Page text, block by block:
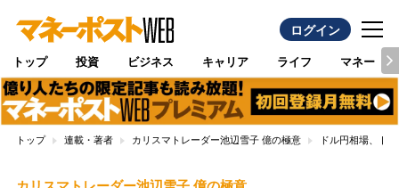
ログイン
トップ 投資 ビジネス キャリア ライフ マネー
トップ 連載・著者 カリスマトレーダー池辺雪子 億の極意 ドル円相場、ト